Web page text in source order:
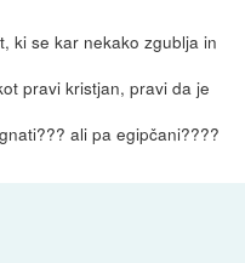
ki se kar nekako zgublja in
pravi kristjan, pravi da je
ali pa egipčani????